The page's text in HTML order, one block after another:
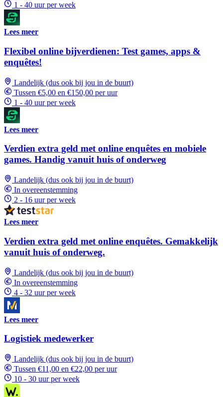
1 - 40 uur per week
Lees meer
Flexibel online bijverdienen: Test games, apps &
enquêtes!
Landelijk (dus ook bij jou in de buurt)
Tussen €5,00 en €150,00 per uur
1 - 40 uur per week
Lees meer
Verdien extra geld met online enquêtes en mobiele
games. Handig vanuit huis of onderweg
Landelijk (dus ook bij jou in de buurt)
In overeenstemming
2 - 16 uur per week
Lees meer
Verdien extra geld met online enquêtes. Gemakkelijk
vanuit huis of onderweg.
Landelijk (dus ook bij jou in de buurt)
In overeenstemming
4 - 32 uur per week
Lees meer
Logistiek medewerker
Landelijk (dus ook bij jou in de buurt)
Tussen €11,00 en €22,00 per uur
10 - 30 uur per week